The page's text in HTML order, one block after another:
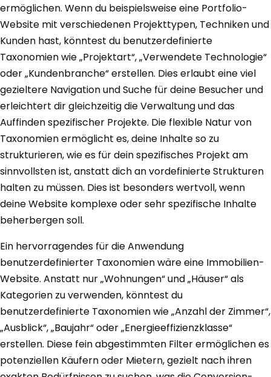
ermöglichen. Wenn du beispielsweise eine Portfolio-
Website mit verschiedenen Projekttypen, Techniken und
Kunden hast, könntest du benutzerdefinierte
Taxonomien wie „Projektart“, „Verwendete Technologie“
oder „Kundenbranche“ erstellen. Dies erlaubt eine viel
gezieltere Navigation und Suche für deine Besucher und
erleichtert dir gleichzeitig die Verwaltung und das
Auffinden spezifischer Projekte. Die flexible Natur von
Taxonomien ermöglicht es, deine Inhalte so zu
strukturieren, wie es für dein spezifisches Projekt am
sinnvollsten ist, anstatt dich an vordefinierte Strukturen
halten zu müssen. Dies ist besonders wertvoll, wenn
deine Website komplexe oder sehr spezifische Inhalte
beherbergen soll.
Ein hervorragendes für die Anwendung
benutzerdefinierter Taxonomien wäre eine Immobilien-
Website. Anstatt nur „Wohnungen“ und „Häuser“ als
Kategorien zu verwenden, könntest du
benutzerdefinierte Taxonomien wie „Anzahl der Zimmer“,
„Ausblick“, „Baujahr“ oder „Energieeffizienzklasse“
erstellen. Diese fein abgestimmten Filter ermöglichen es
potenziellen Käufern oder Mietern, gezielt nach ihren